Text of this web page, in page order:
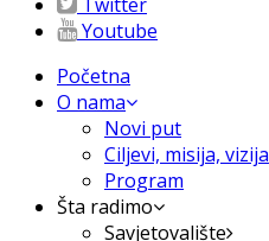
Youtube
Početna
O nama
Novi put
Ciljevi, misija, vizija
Program
Šta radimo
Savjetovalište